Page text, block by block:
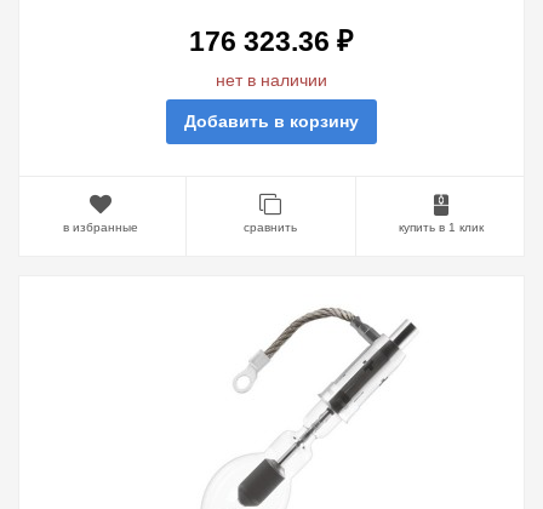
176 323.36 ₽
нет в наличии
Добавить в корзину
в избранные сравнить купить в 1 клик